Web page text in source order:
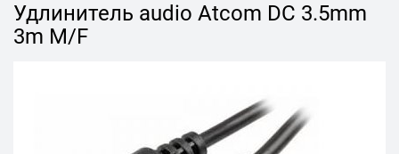
Удлинитель audio Atcom DC 3.5mm
3m M/F